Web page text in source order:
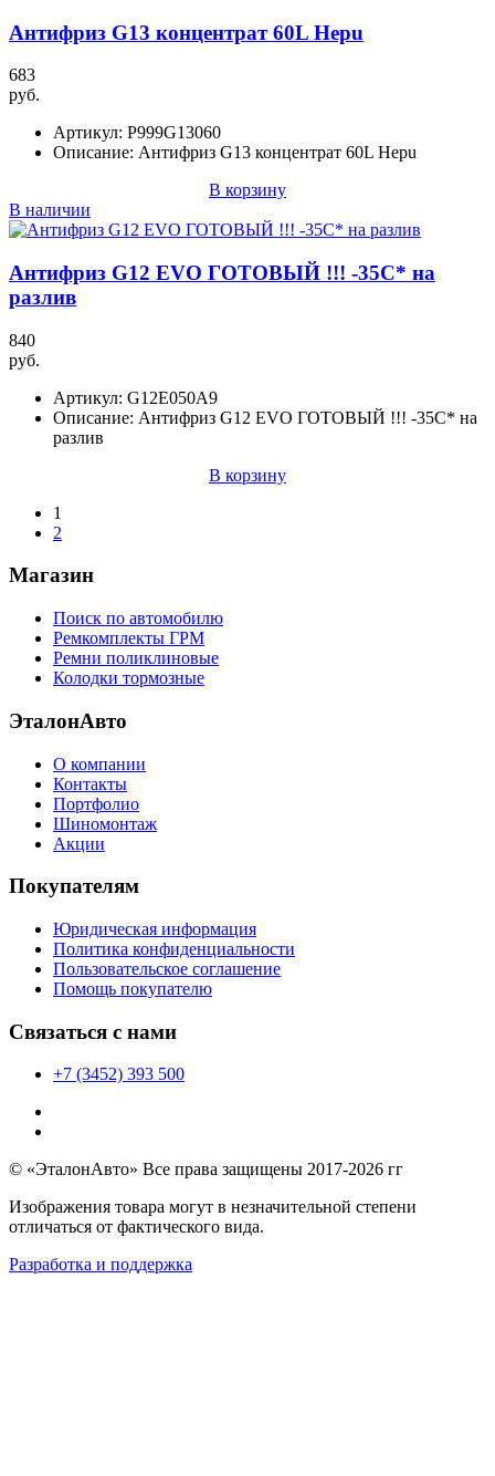
Антифриз G13 концентрат 60L Hepu
683
руб.
Артикул: P999G13060
Описание: Антифриз G13 концентрат 60L Hepu
В корзину
В наличии
Антифриз G12 EVO ГОТОВЫЙ !!! -35C* на
разлив
840
руб.
Артикул: G12E050A9
Описание: Антифриз G12 EVO ГОТОВЫЙ !!! -35C* на
разлив
В корзину
1
2
Магазин
Поиск по автомобилю
Ремкомплекты ГРМ
Ремни поликлиновые
Колодки тормозные
ЭталонАвто
О компании
Контакты
Портфолио
Шиномонтаж
Акции
Покупателям
Юридическая информация
Политика конфиденциальности
Пользовательское соглашение
Помощь покупателю
Связаться с нами
+7 (3452) 393 500
© «ЭталонАвто» Все права защищены 2017-2026 гг
Изображения товара могут в незначительной степени
отличаться от фактического вида.
Разработка и поддержка